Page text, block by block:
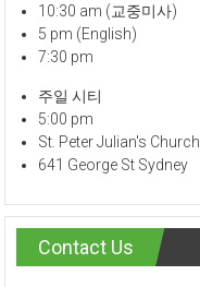
10:30 am (교중미사)
5 pm (English)
7:30 pm
주일 시티
5:00 pm
St. Peter Julian's Church
641 George St Sydney
Contact Us